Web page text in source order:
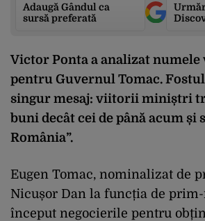
Adaugă Gândul ca
sursă preferată
Victor Ponta a analizat numele
pentru Guvernul Tomac.
singur mesaj: viitorii miniștri
buni decât cei de până acum și
România”.
Eugen Tomac, nominalizat de
Nicușor Dan la funcția de
început negocierile pentru